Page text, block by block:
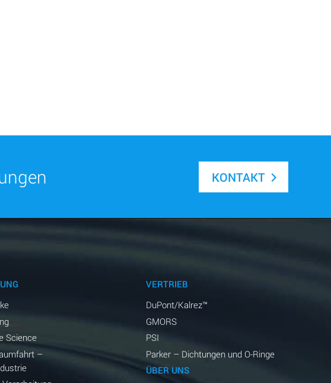
KONTAKT
Science
–
VERTRIEB
DuPont/Kalrez™
GMORS
PSI
Parker – Dichtungen und O-Ringe
ÜBER UNS